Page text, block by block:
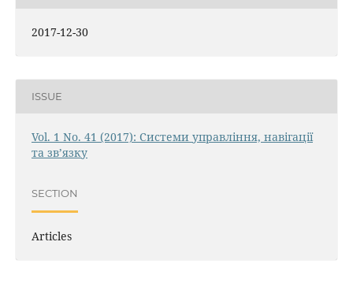
2017-12-30
ISSUE
Vol. 1 No. 41 (2017): Системи управління, навігації
та зв’язку
SECTION
Articles